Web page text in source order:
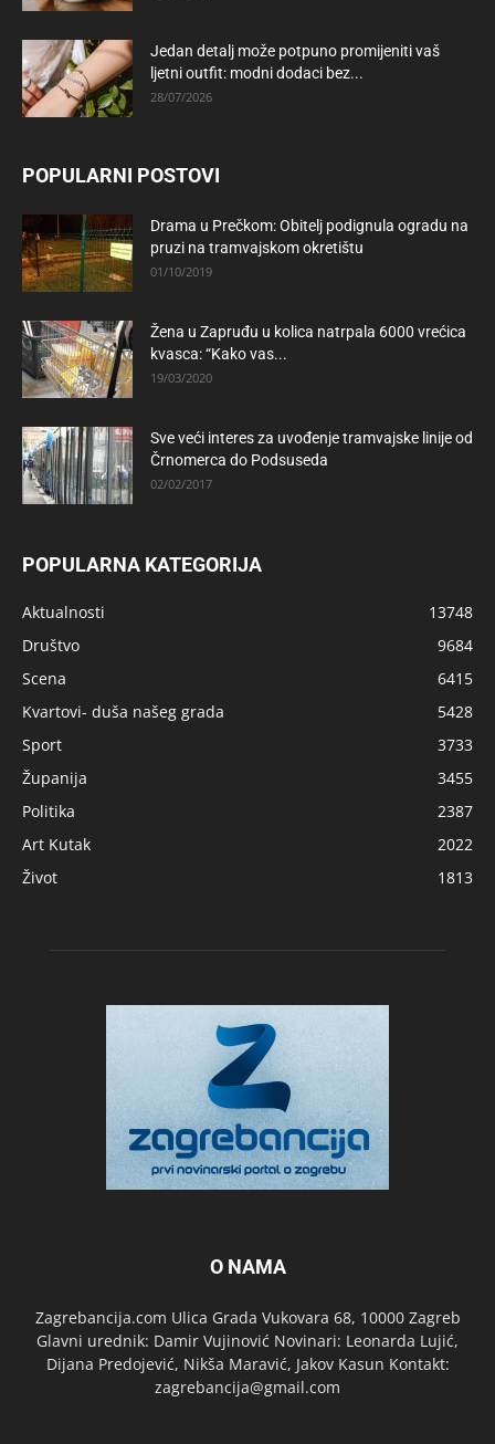
Jedan detalj može potpuno promijeniti vaš
ljetni outfit: modni dodaci bez...
28/07/2026
POPULARNI POSTOVI
Drama u Prečkom: Obitelj podignula ogradu na
pruzi na tramvajskom okretištu
01/10/2019
Žena u Zapruđu u kolica natrpala 6000 vrećica
kvasca: “Kako vas...
19/03/2020
Sve veći interes za uvođenje tramvajske linije od
Črnomerca do Podsuseda
02/02/2017
POPULARNA KATEGORIJA
Aktualnosti
13748
Društvo
9684
Scena
6415
Kvartovi- duša našeg grada
5428
Sport
3733
Županija
3455
Politika
2387
Art Kutak
2022
Život
1813
O NAMA
Zagrebancija.com Ulica Grada Vukovara 68, 10000 Zagreb
Glavni urednik: Damir Vujinović Novinari: Leonarda Lujić,
Dijana Predojević, Nikša Maravić, Jakov Kasun Kontakt:
zagrebancija@gmail.com